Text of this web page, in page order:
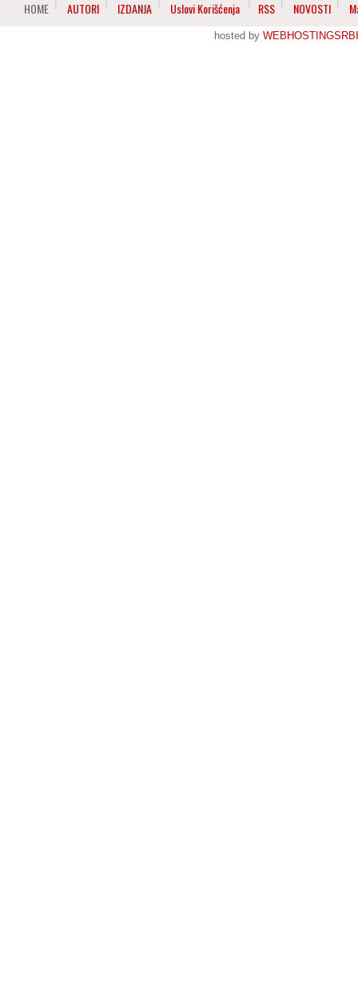
HOME AUTORI IZDANJA Uslovi Korišćenja RSS NOVOSTI
hosted by